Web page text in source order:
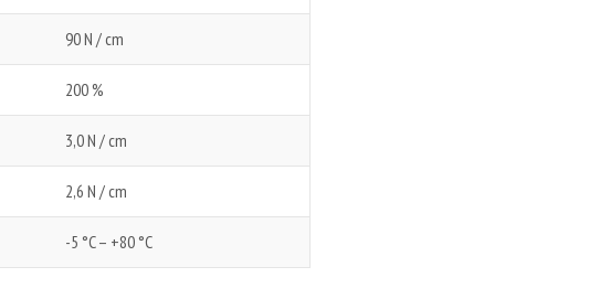
90 N / cm
200 %
3,0 N / cm
2,6 N / cm
-5 °C – +80 °C